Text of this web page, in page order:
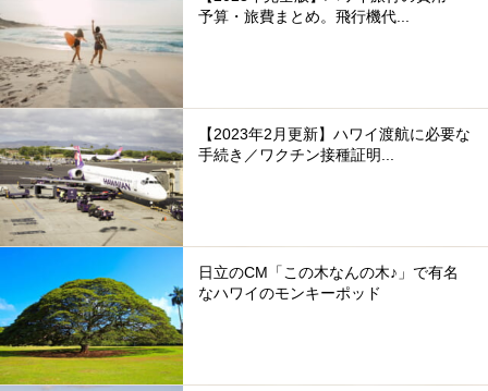
予算・旅費まとめ。飛行機代...
【2023年2月更新】ハワイ渡航に必要な
手続き／ワクチン接種証明...
日立のCM「この木なんの木♪」で有名
なハワイのモンキーポッド